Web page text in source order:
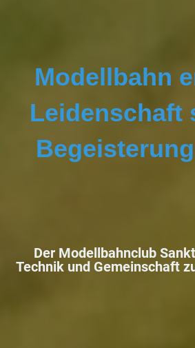
Modellbahn
Leidenschaft
Der Modellbahnclub
Technik und Gemeinschaft